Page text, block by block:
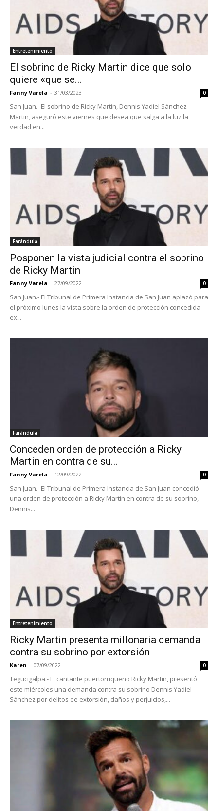
Entretenimiento
El sobrino de Ricky Martin dice que solo
quiere «que se...
Fanny Varela - 31/03/2023 0
San Juan.- El sobrino de Ricky Martin, Dennis Yadiel Sánchez
Martin, aseguró este viernes que desea que salga a la luz la
verdad en...
Farándula
Posponen la vista judicial contra el sobrino
de Ricky Martin
Fanny Varela - 27/09/2022 0
San Juan.- El Tribunal de Primera Instancia de San Juan aplazó para
el próximo lunes la vista sobre la orden de protección concedida
ex...
Farándula
Conceden orden de protección a Ricky
Martin en contra de su...
Fanny Varela - 12/09/2022 0
San Juan.- El Tribunal de Primera Instancia de San Juan concedió
una orden de protección a Ricky Martin en contra de su sobrino,
Dennis...
Entretenimiento
Ricky Martin presenta millonaria demanda
contra su sobrino por extorsión
Karen - 07/09/2022 0
Tegucigalpa.- El cantante puertorriqueño Ricky Martin, presentó
este miércoles una demanda contra su sobrino Dennis Yadiel
Sánchez por delitos de extorsión, daños y perjuicios,...